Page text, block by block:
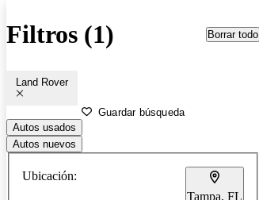
Filtros (1) Borrar todo
Land Rover
Guardar búsqueda
Autos usados
Autos nuevos
Ubicación:
Tampa, FL